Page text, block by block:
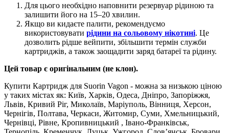
Для цього необхідно наповнити резервуар рідиною та
залишити його на 15–20 хвилин.
Якщо ви кидаєте палити, рекомендуємо
використовувати рідини на сольовому нікотині. Це
дозволить рідше вейпити, збільшити термін служби
картриджів, а також заощадити заряд батареї та рідину.
Цей товар є оригінальним (не клон).
Купити Картридж для Suorin Vagon - можна за низькою ціною
у таких містах як: Київ, Харків, Одеса, Дніпро, Запоріжжя,
Львів, Кривий Ріг, Миколаїв, Маріуполь, Вінниця, Херсон,
Чернігів, Полтава, Черкаси, Житомир, Суми, Хмельницький,
Чернівці, Рівне, Кропивницький , Івано-Франківськ,